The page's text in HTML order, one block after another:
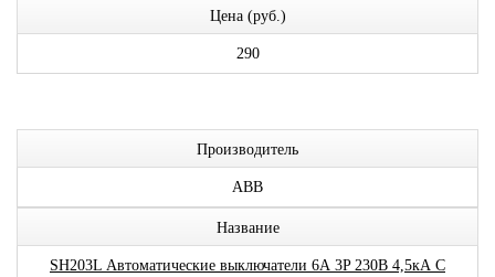
Цена (руб.)
290
Производитель
ABB
Название
SH203L Автоматические выключатели 6А 3P 230В 4,5кА C